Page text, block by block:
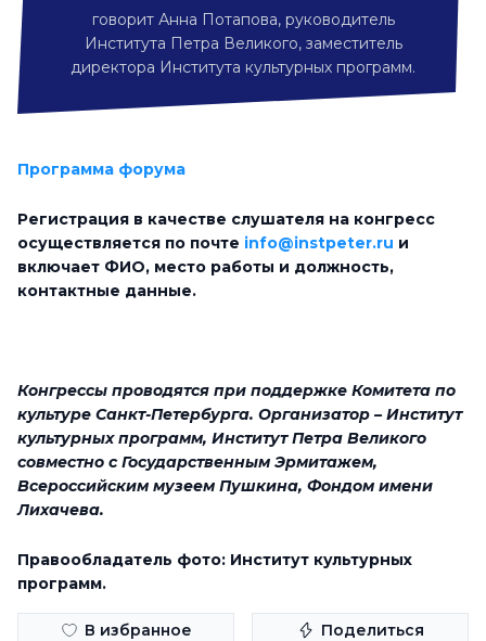
говорит Анна Потапова, руководитель
Института Петра Великого, заместитель
директора Института культурных программ.
Программа форума
Регистрация в качестве слушателя на конгресс
осуществляется по почте info@instpeter.ru и
включает ФИО, место работы и должность,
контактные данные.
Конгрессы проводятся при поддержке Комитета по
культуре Санкт-Петербурга. Организатор – Институт
культурных программ, Институт Петра Великого
совместно с Государственным Эрмитажем,
Всероссийским музеем Пушкина, Фондом имени
Лихачева.
Правообладатель фото: Институт культурных
программ.
В избранное Поделиться